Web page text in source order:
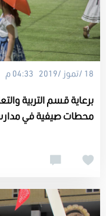
18 /تموز /2019 04:33 م
برعاية قسم التربية
محطات صيفية في